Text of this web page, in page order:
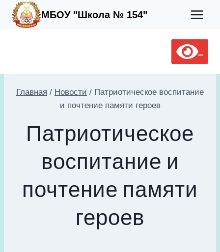
Перейти
МБОУ "Школа № 154"
Главная / Новости / Патриотическое воспитание
и почтение памяти героев
Патриотическое
воспитание и
почтение памяти
героев